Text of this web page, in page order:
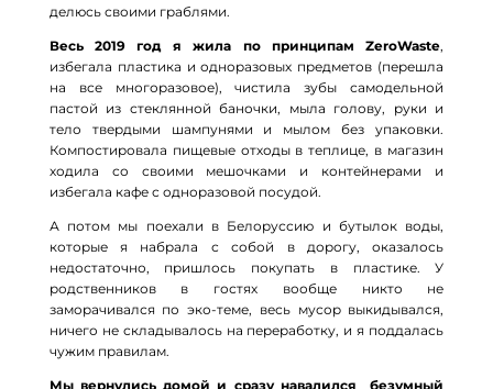
делюсь своими граблями.
Весь 2019 год я жила по принципам ZeroWaste,
избегала пластика и одноразовых предметов (перешла
на все многоразовое), чистила зубы самодельной
пастой из стеклянной баночки, мыла голову, руки и
тело твердыми шампунями и мылом без упаковки.
Компостировала пищевые отходы в теплице, в магазин
ходила со своими мешочками и контейнерами и
избегала кафе с одноразовой посудой.
А потом мы поехали в Белоруссию и бутылок воды,
которые я набрала с собой в дорогу, оказалось
недостаточно, пришлось покупать в пластике. У
родственников в гостях вообще никто не
заморачивался по эко-теме, весь мусор выкидывался,
ничего не складывалось на переработку, и я поддалась
чужим правилам.
Мы вернулись домой и сразу навалился безумный